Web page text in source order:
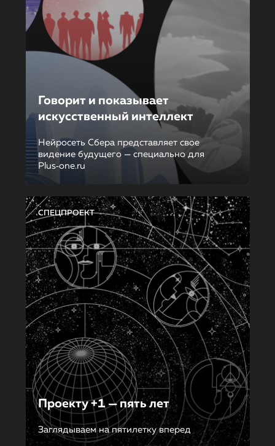
Говорит и показывает
искусственный интеллект
Нейросеть Сбера представляет свое
видение будущего — специально для
Plus‑one.ru
СПЕЦПРОЕКТ
Проекту +1 — пять лет
Заглядываем на пятилетку вперед